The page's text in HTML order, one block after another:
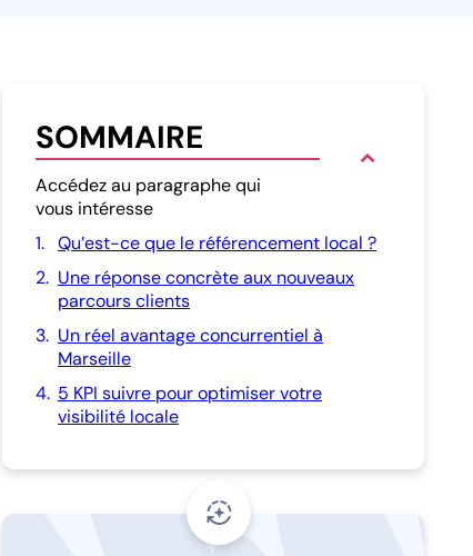
SOMMAIRE
Accédez au paragraphe qui
vous intéresse
1. Qu’est-ce que le référencement local ?
2. Une réponse concrète aux nouveaux
parcours clients
3. Un réel avantage concurrentiel à
Marseille
4. 5 KPI suivre pour optimiser votre
visibilité locale
Guest Suite pour renforcer sa visibilité